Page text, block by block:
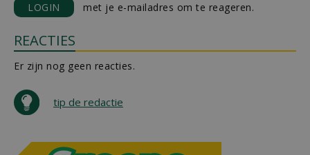
LOGIN met je e-mailadres om te reageren.
REACTIES
Er zijn nog geen reacties.
tip de redactie